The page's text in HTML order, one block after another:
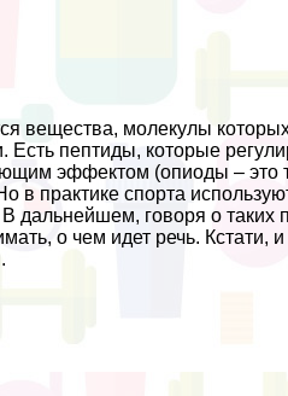
вещества, молекулы
пептиды, которые
эффектом (опиоды – это
пpaктике спорта
говоря о таких
о чем идет речь. Кстати,